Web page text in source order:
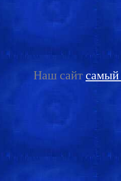
Наш сайт самый